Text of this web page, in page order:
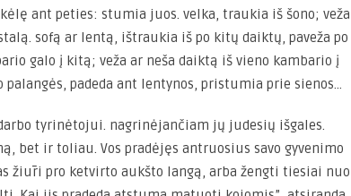
ant peties: stumia juos. velka, traukia iš šono; veža
sofą ar lentą, ištraukia iš po kitų daiktų, paveža po
galo į kitą; veža ar neša daiktą iš vieno kambario į
padeda ant lentynos, pristumia prie sienos…
tyrinėtojui. nagrinėjančiam jų judesių išgales.
bet ir toliau. Vos pradėjęs antruosius savo gyvenimo
žiūri pro ketvirto aukšto langą, arba žengti tiesiai nuo